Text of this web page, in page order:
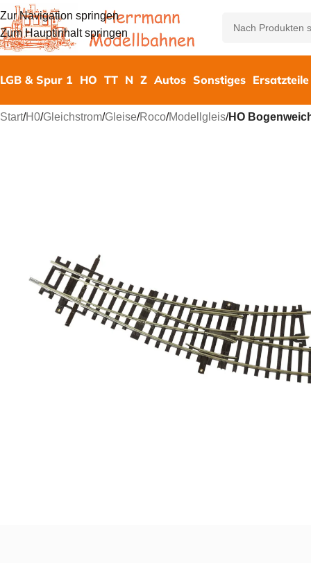
Zur Navigation springen
Zum Hauptinhalt springen
LGB & Spur 1 HO TT N Z Autos Sonstiges Ersatzteile
Start/H0/Gleichstrom/Gleise/Roco/Modellgleis/HO